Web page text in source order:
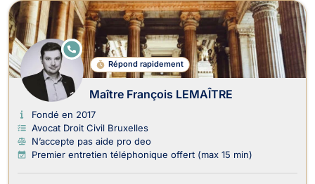
Répond rapidement
E
N
G
N
E
Maître François LEMAÎTRE
Fondé en 2017
Avocat Droit Civil Bruxelles
N’accepte pas aide pro deo
Premier entretien téléphonique offert (max 15 min)